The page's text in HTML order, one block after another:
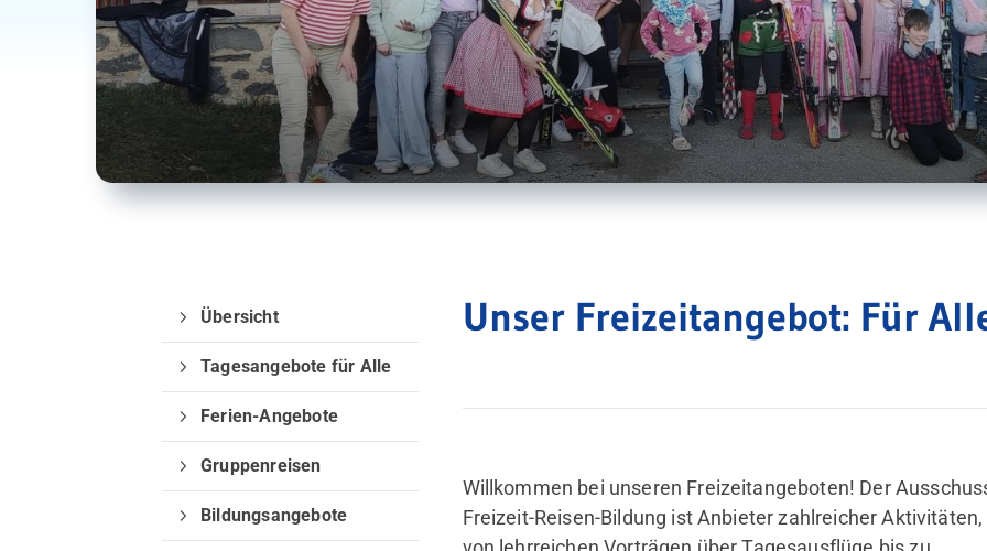
Unser Freizeitangebot: Für
Willkommen bei unseren Freizeitangeboten! Der
Freizeit-Reisen-Bildung ist Anbieter zahlreicher Aktivitäten,
Übersicht
Tagesangebote für Alle
Ferien-Angebote
Gruppenreisen
Bildungsangebote
Welche Inhalte wollen Sie durchsuchen?
Sie können zwischen "Sportangebote" und "Webseite" über die
nachfolgenden Schaltflächen wählen.
Sportangebote finden Webseite durchsuchen